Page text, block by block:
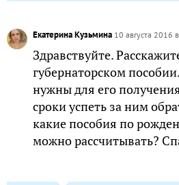
Екатерина Кузьмина 10 августа 2016
Здравствуйте.
губернаторском
нужны для его
сроки успеть за ним
какие пособия по
можно рассчитывать?